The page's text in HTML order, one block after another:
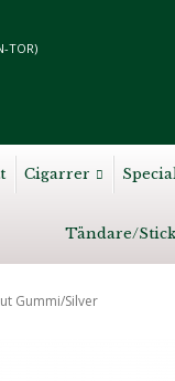
TOR)
Cigarrer
Tändare/
Gummi/Silver